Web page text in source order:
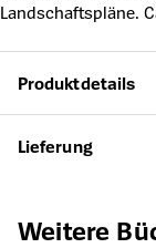
Landschaftspläne.
Produktdetails
Lieferung
Produktgalerie
Weitere